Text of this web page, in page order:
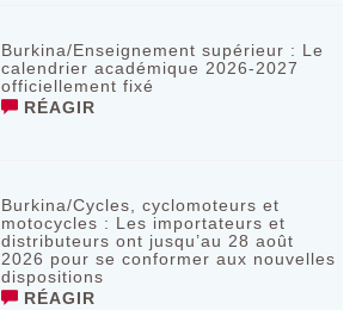
Burkina/Enseignement supérieur : Le
calendrier académique 2026-2027
officiellement fixé
RÉAGIR
Burkina/Cycles, cyclomoteurs et
motocycles : Les importateurs et
distributeurs ont jusqu’au 28 août
2026 pour se conformer aux nouvelles
dispositions
RÉAGIR